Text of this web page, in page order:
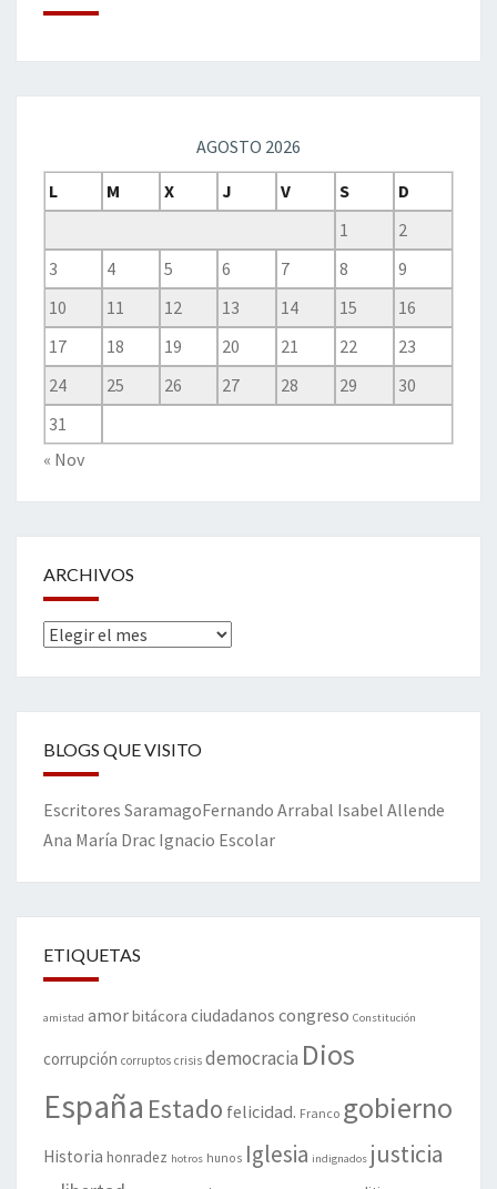
AGOSTO 2026
L
M X J V S
D
1
2
3
4 5 6 7 8
9
10
11 12 13 14 15
16
17
18 19 20 21 22
23
24
25 26 27 28 29
30
31
« Nov
ARCHIVOS
Archivos
BLOGS QUE VISITO
Escritores SaramagoFernando Arrabal Isabel Allende
Ana María Drac Ignacio Escolar
ETIQUETAS
amistad amorbitácora ciudadanos congreso Constitución
corrupción corruptos crisis democracia Dios
España Estado felicidad. Franco gobierno
Historia honradez hotros hunos Iglesia indignados justicia